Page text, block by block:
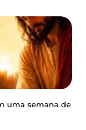
uma semana de